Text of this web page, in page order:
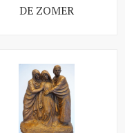
DE ZOMER